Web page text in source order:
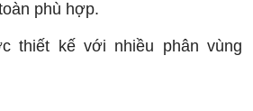
phù hợp.
thiết kế với nhiều phân vùng